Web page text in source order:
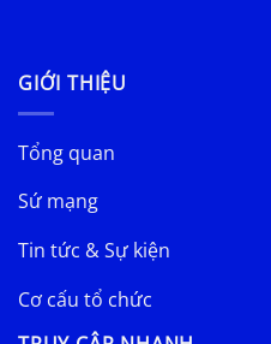
GIỚI THIỆU
Tổng quan
Sứ mạng
Tin tức & Sự kiện
Cơ cấu tổ chức